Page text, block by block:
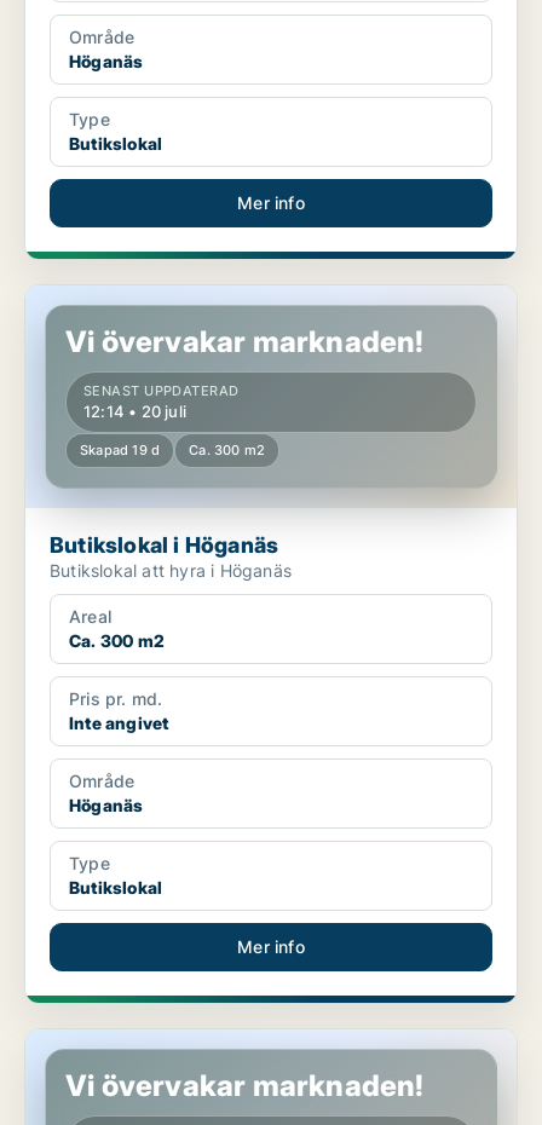
Område
Höganäs
Type
Butikslokal
Mer info
Butikslokal i Höganäs
Vi övervakar marknaden!
SENAST UPPDATERAD
12:14 • 20 juli
Skapad 19 d Ca. 300 m2
Butikslokal i Höganäs
Butikslokal att hyra i Höganäs
Areal
Ca. 300 m2
Pris pr. md.
Inte angivet
Område
Höganäs
Type
Butikslokal
Mer info
Butikslokal i Höganäs
Vi övervakar marknaden!